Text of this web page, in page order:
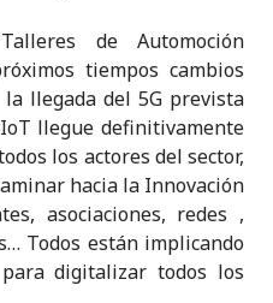
de Automoción
tiempos cambios
llegada del 5G prevista
llegue definitivamente
los actores del sector,
hacia la Innovación
asociaciones, redes ,
Todos están implicando
digitalizar todos los